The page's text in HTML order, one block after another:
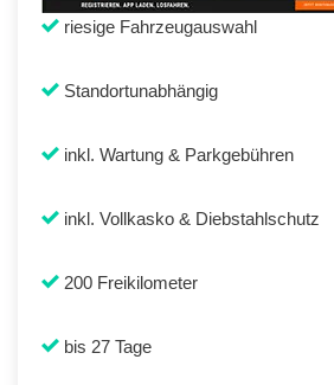
riesige Fahrzeugauswahl
Standortunabhängig
inkl. Wartung & Parkgebühren
inkl. Vollkasko & Diebstahlschutz
200 Freikilometer
bis 27 Tage